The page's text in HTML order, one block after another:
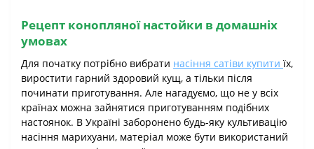
Рецепт конопляної настойки в домашніх
умовах
Для початку потрібно вибрати насіння сатіви купити їх,
виростити гарний здоровий кущ, а тільки після
починати приготування. Але нагадуємо, що не у всіх
країнах можна зайнятися приготуванням подібних
настоянок. В Україні заборонено будь-яку культивацію
насіння марихуани, матеріал може бути використаний